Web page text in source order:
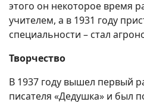
этого он некоторое время
учителем, а в 1931 году
специальности – стал
Творчество
В 1937 году вышел первый
писателя «Дедушка» и был